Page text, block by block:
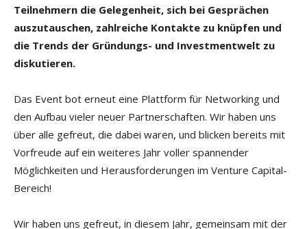
Teilnehmern die Gelegenheit, sich bei Gesprächen
auszutauschen, zahlreiche Kontakte zu knüpfen und
die Trends der Gründungs- und Investmentwelt zu
diskutieren.
Das Event bot erneut eine Plattform für Networking und
den Aufbau vieler neuer Partnerschaften. Wir haben uns
über alle gefreut, die dabei waren, und blicken bereits mit
Vorfreude auf ein weiteres Jahr voller spannender
Möglichkeiten und Herausforderungen im Venture Capital-
Bereich!
Wir haben uns gefreut, in diesem Jahr, gemeinsam mit der